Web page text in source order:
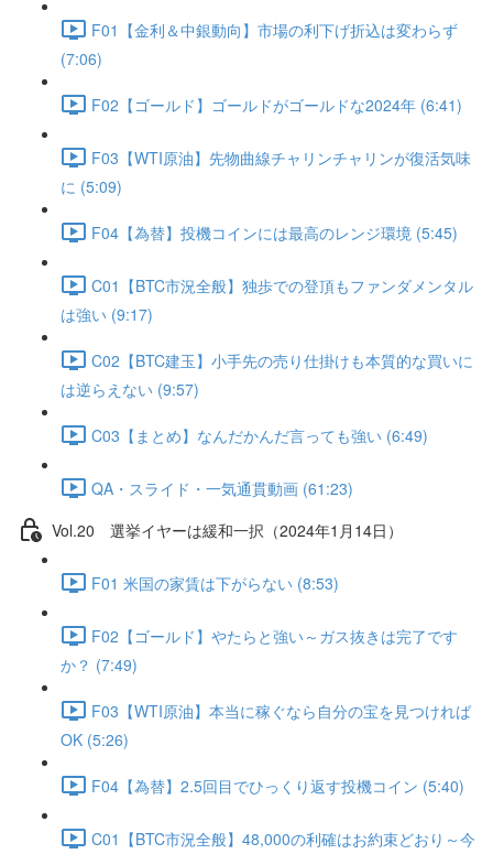
F01【金利＆中銀動向】市場の利下げ折込は変わらず
(7:06)
F02【ゴールド】ゴールドがゴールドな2024年 (6:41)
F03【WTI原油】先物曲線チャリンチャリンが復活気味
に (5:09)
F04【為替】投機コインには最高のレンジ環境 (5:45)
C01【BTC市況全般】独歩での登頂もファンダメンタル
は強い (9:17)
C02【BTC建玉】小手先の売り仕掛けも本質的な買いに
は逆らえない (9:57)
C03【まとめ】なんだかんだ言っても強い (6:49)
QA・スライド・一気通貫動画 (61:23)
Vol.20 選挙イヤーは緩和一択（2024年1月14日）
F01 米国の家賃は下がらない (8:53)
F02【ゴールド】やたらと強い～ガス抜きは完了です
か？ (7:49)
F03【WTI原油】本当に稼ぐなら自分の宝を見つければ
OK (5:26)
F04【為替】2.5回目でひっくり返す投機コイン (5:40)
C01【BTC市況全般】48,000の利確はお約束どおり～今